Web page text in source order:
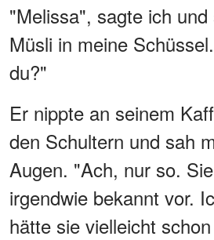
"Melissa", sagte ich
Müsli in meine
du?"
Er nippte an seinem
den Schultern und sah
Augen. "Ach, nur so.
irgendwie bekannt vor.
hätte sie vielleicht